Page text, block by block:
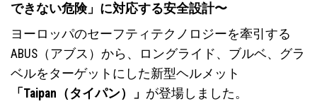
できない危険」に対応する安全設計〜
ヨーロッパのセーフティテクノロジーを牽引する
ABUS（アブス）から、ロングライド、ブルベ、グラ
ベルをターゲットにした新型ヘルメット
「Taipan（タイパン）」 が登場しました。